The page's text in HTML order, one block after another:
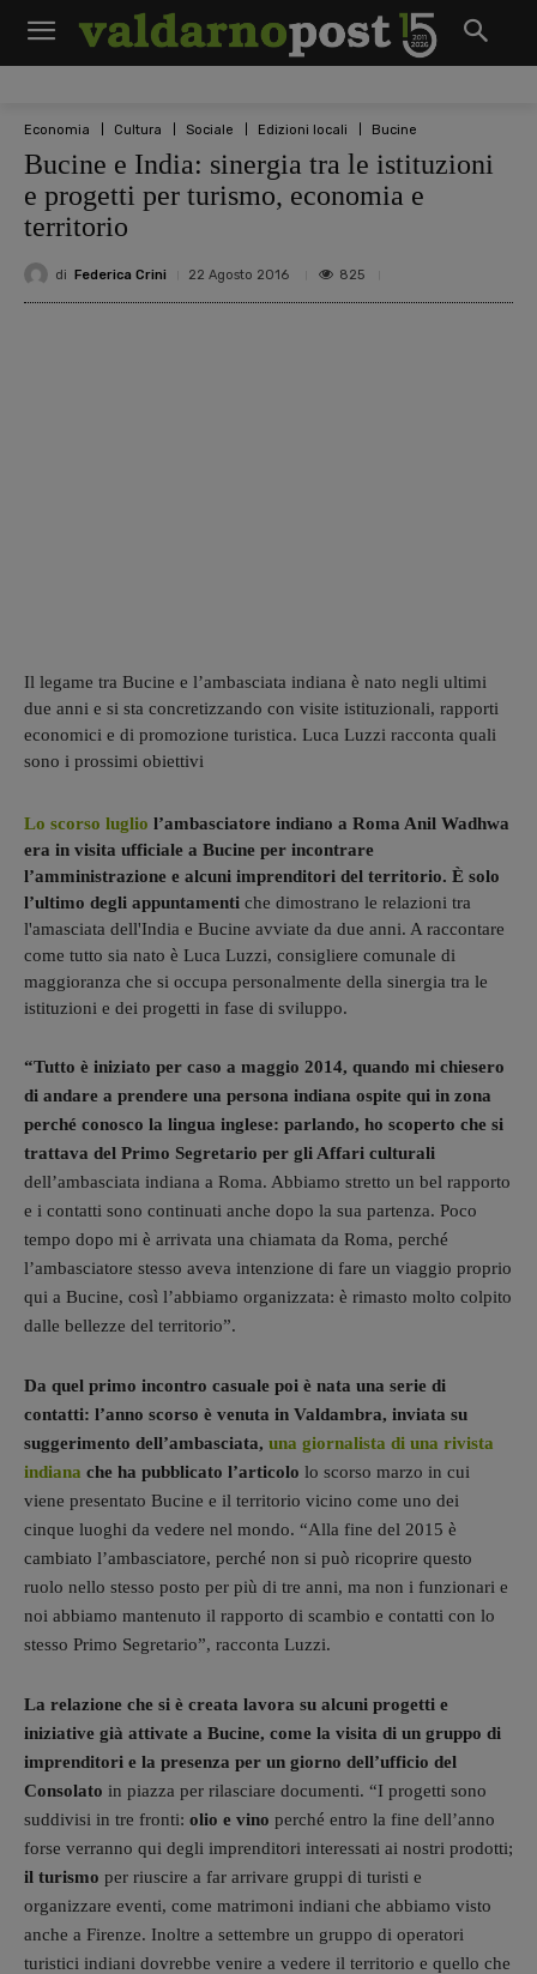
Economia Cultura Sociale Edizioni locali Bucine
Bucine e India: sinergia tra le istituzioni
e progetti per turismo, economia e
territorio
di Federica Crini 22 Agosto 2016 825
Il legame tra Bucine e l’ambasciata indiana è nato negli ultimi
due anni e si sta concretizzando con visite istituzionali, rapporti
economici e di promozione turistica. Luca Luzzi racconta quali
sono i prossimi obiettivi
Lo scorso luglio l’ambasciatore indiano a Roma Anil Wadhwa
era in visita ufficiale a Bucine per incontrare
l’amministrazione e alcuni imprenditori del territorio. È solo
l’ultimo degli appuntamenti che dimostrano le relazioni tra
l'amasciata dell'India e Bucine avviate da due anni. A raccontare
come tutto sia nato è Luca Luzzi, consigliere comunale di
maggioranza che si occupa personalmente della sinergia tra le
istituzioni e dei progetti in fase di sviluppo.
“Tutto è iniziato per caso a maggio 2014, quando mi chiesero
di andare a prendere una persona indiana ospite qui in zona
perché conosco la lingua inglese: parlando, ho scoperto che si
trattava del Primo Segretario per gli Affari culturali
dell’ambasciata indiana a Roma. Abbiamo stretto un bel rapporto
e i contatti sono continuati anche dopo la sua partenza. Poco
tempo dopo mi è arrivata una chiamata da Roma, perché
l’ambasciatore stesso aveva intenzione di fare un viaggio proprio
qui a Bucine, così l’abbiamo organizzata: è rimasto molto colpito
dalle bellezze del territorio”.
Da quel primo incontro casuale poi è nata una serie di
contatti: l’anno scorso è venuta in Valdambra, inviata su
suggerimento dell’ambasciata, una giornalista di una rivista
indiana che ha pubblicato l’articolo lo scorso marzo in cui
viene presentato Bucine e il territorio vicino come uno dei
cinque luoghi da vedere nel mondo. “Alla fine del 2015 è
cambiato l’ambasciatore, perché non si può ricoprire questo
ruolo nello stesso posto per più di tre anni, ma non i funzionari e
noi abbiamo mantenuto il rapporto di scambio e contatti con lo
stesso Primo Segretario”, racconta Luzzi.
La relazione che si è creata lavora su alcuni progetti e
iniziative già attivate a Bucine, come la visita di un gruppo di
imprenditori e la presenza per un giorno dell’ufficio del
Consolato in piazza per rilasciare documenti. “I progetti sono
suddivisi in tre fronti: olio e vino perché entro la fine dell’anno
forse verranno qui degli imprenditori interessati ai nostri prodotti;
il turismo per riuscire a far arrivare gruppi di turisti e
organizzare eventi, come matrimoni indiani che abbiamo visto
anche a Firenze. Inoltre a settembre un gruppo di operatori
turistici indiani dovrebbe venire a vedere il territorio e quello che